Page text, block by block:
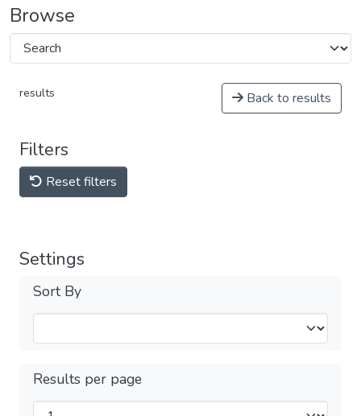
Browse
results Back to results
Filters
Reset filters
Settings
Sort By
Results per page